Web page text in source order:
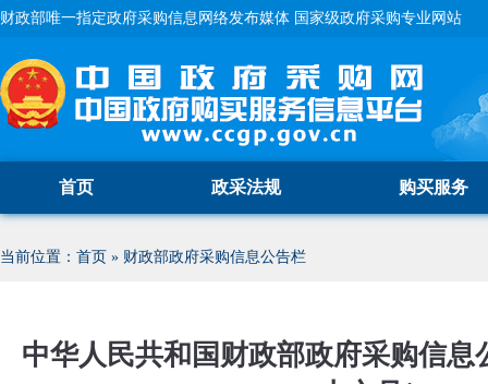
财政部唯一指定政府采购信息网络发布媒体 国家级政府采购专业网站
首页 政采法规 购买服务
当前位置： 首页 » 财政部政府采购信息公告栏
中华人民共和国财政部政府采购信息